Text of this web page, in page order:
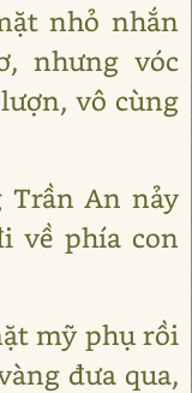
nhỏ nhắn
nhưng vóc
vô cùng
Trần An nảy
về phía con
mỹ phụ rồi
đưa qua,